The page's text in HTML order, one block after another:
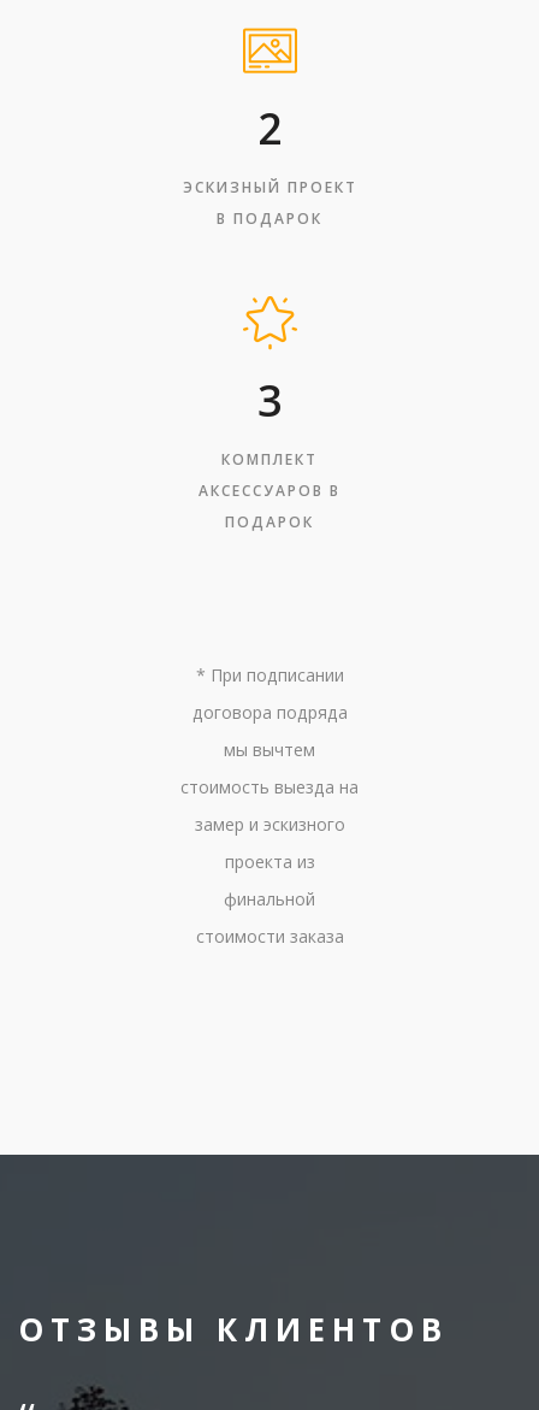
2
ЭСКИЗНЫЙ ПРОЕКТ
В ПОДАРОК
3
КОМПЛЕКТ
АКСЕССУАРОВ В
ПОДАРОК
* При подписании
договора подряда
мы вычтем
стоимость выезда на
замер и эскизного
проекта из
финальной
стоимости заказа
ОТЗЫВЫ КЛИЕНТОВ